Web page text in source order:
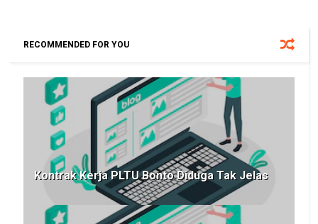
RECOMMENDED FOR YOU
Kontrak Kerja PLTU Bonto Diduga Tak Jelas